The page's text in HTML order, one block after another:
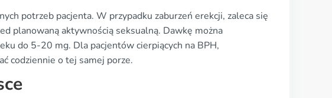
potrzeb pacjenta. W przypadku zaburzeń erekcji, zaleca się
planowaną aktywnością seksualną. Dawkę można
do 5-20 mg. Dla pacjentów cierpiących na BPH,
codziennie o tej samej porze.